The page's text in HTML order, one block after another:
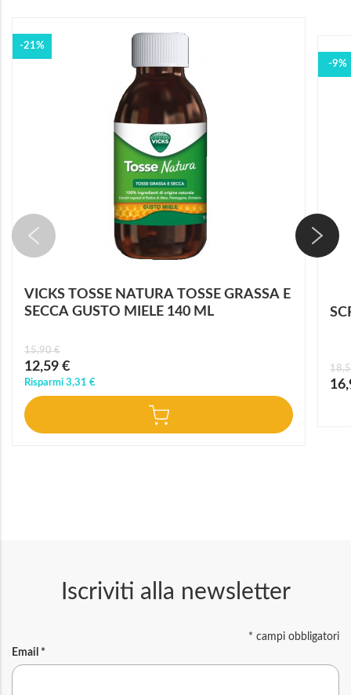
-21%
VICKS TOSSE NATURA TOSSE GRASSA E
SECCA GUSTO MIELE 140 ML
Prezzo
speciale
12,59 €
15,90 €
Risparmi 3,31 €
-9%
Iscriviti alla newsletter
* campi obbligatori
Email *